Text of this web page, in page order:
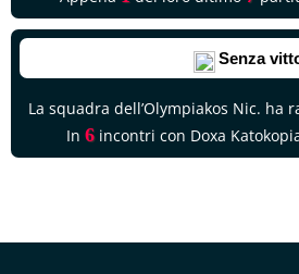
Senza
La
In 6 incontri con Doxa